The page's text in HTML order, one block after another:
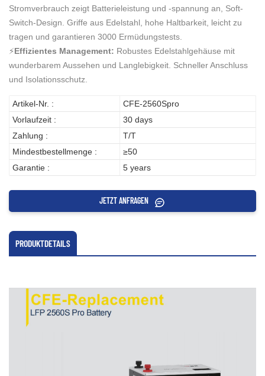
Stromverbrauch zeigt Batterieleistung und -spannung an, Soft-
Switch-Design. Griffe aus Edelstahl, hohe Haltbarkeit, leicht zu
tragen und garantieren 3000 Ermüdungstests.
⚡Effizientes Management: Robustes Edelstahlgehäuse mit
wunderbarem Aussehen und Langlebigkeit. Schneller Anschluss
und Isolationsschutz.
Artikel-Nr. :
CFE-2560Spro
Vorlaufzeit :
30 days
Zahlung :
T/T
Mindestbestellmenge :
≥50
Garantie :
5 years
JETZT ANFRAGEN
PRODUKTDETAILS